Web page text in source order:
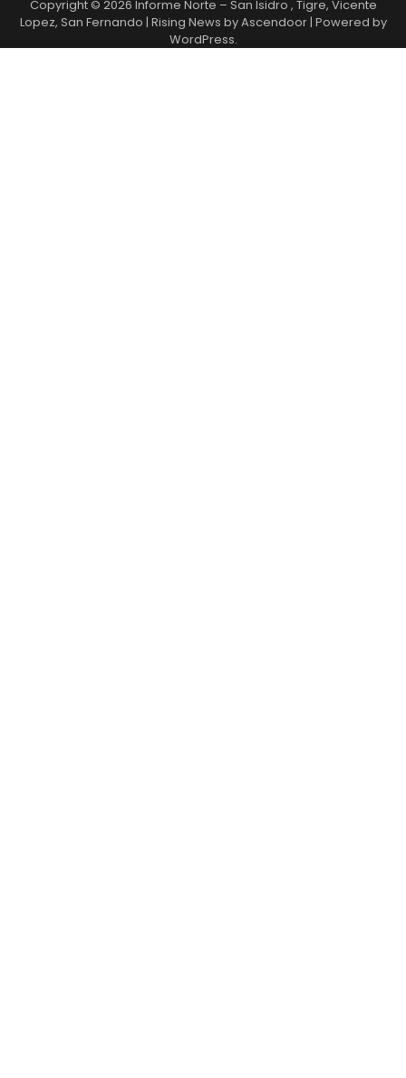
Copyright © 2026 Informe Norte – San Isidro , Tigre, Vicente
Lopez, San Fernando | Rising News byAscendoor| Powered by
WordPress.